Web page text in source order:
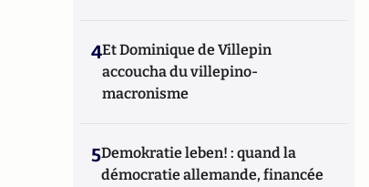
4Et Dominique de Villepin
accoucha du villepino-
macronisme
5Demokratie leben! : quand la
démocratie allemande, financée